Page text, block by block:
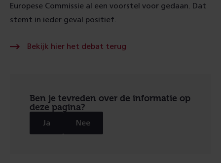
Europese Commissie al een voorstel voor gedaan. Dat
stemt in ieder geval positief.
Bekijk hier het debat terug
Ben je tevreden over de informatie op
deze pagina?
Ja Nee